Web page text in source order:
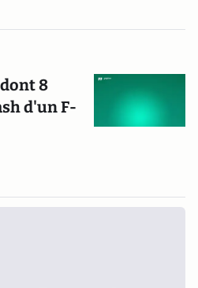
8
d'un F-